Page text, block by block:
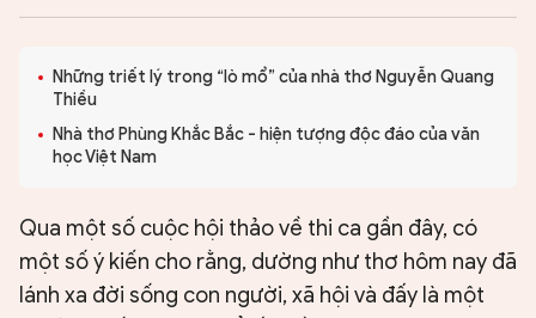
Những triết lý trong “lò mổ” của nhà thơ Nguyễn Quang
Thiều
Nhà thơ Phùng Khắc Bắc - hiện tượng độc đáo của văn
học Việt Nam
Qua một số cuộc hội thảo về thi ca gần đây, có
một số ý kiến cho rằng, dường như thơ hôm nay đã
lánh xa đời sống con người, xã hội và đấy là một